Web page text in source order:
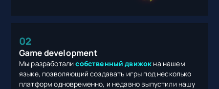
02
Game development
Мы разработалисобственный движок на нашем
языке, позволяющий создавать игры под несколько
платформ одновременно, и недавно выпустили нашу